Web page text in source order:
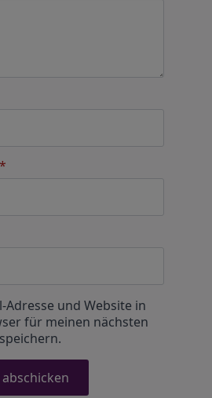
*
Adresse und Website in
für meinen nächsten